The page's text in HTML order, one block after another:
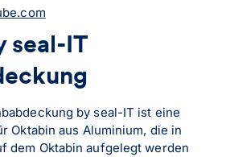
seal-IT
by seal-IT ist eine
Oktabin aus Aluminium, die in
dem Oktabin aufgelegt werden